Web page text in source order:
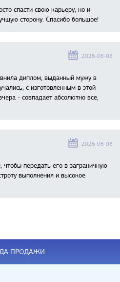
спасти свою карьеру, но и
сторону. Спасибо большое!
2026-06-08
диплом, выданный мужу в
с изготовленным в этой
- совпадает абсолютно все,
2026-06-08
передать его в заграничную
выполнения и высокое
ПРОДАЖИ